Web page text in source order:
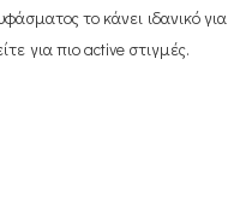
το κάνει ιδανικό για
για πιο active στιγμές.